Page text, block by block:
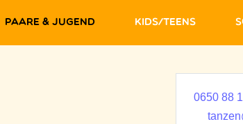
Paare & Jugend Kids/Teens
0650 88